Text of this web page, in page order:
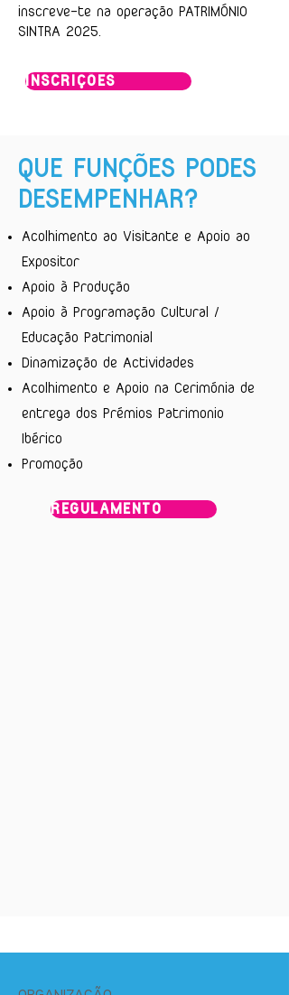
inscreve-te na operação PATRIMÓNIO
SINTRA 2025.
INSCRIÇÕES
QUE FUNÇÕES PODES
DESEMPENHAR?
Acolhimento ao Visitante e Apoio ao
Expositor
Apoio à Produção
Apoio à Programação Cultural /
Educação Patrimonial
Dinamização de Actividades
Acolhimento e Apoio na Cerimónia de
entrega dos Prémios Patrimonio
Ibérico
Promoção
REGULAMENTO